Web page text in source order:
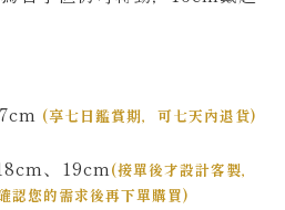
cm (享七日鑑賞期，可七天內退貨)
、19cm (接單後才設計客製，
認您的需求後再下單購買)